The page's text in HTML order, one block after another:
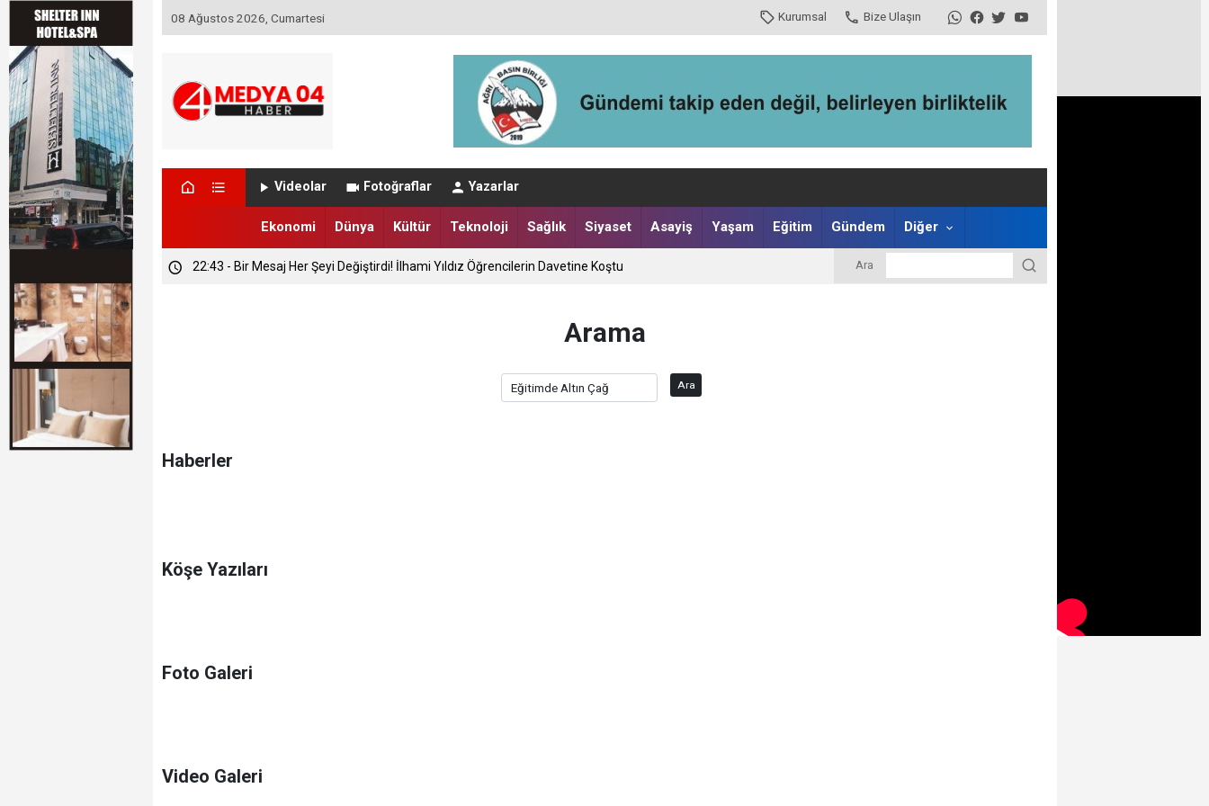
08 Ağustos 2026, Cumartesi Kurumsal Bize Ulaşın
Videolar Fotoğraflar Yazarlar
Ekonomi Dünya Kültür Teknoloji Sağlık Siyaset Asayiş Yaşam Eğitim Gündem Diğer
22:43 - Bir Mesaj Her Şeyi Değiştirdi! İlhami Yıldız Öğrencilerin Davetine Koştu Ara
Arama
Ara
Haberler
Köşe Yazıları
Foto Galeri
Video Galeri